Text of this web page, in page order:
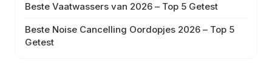
Beste Vaatwassers van 2026 – Top 5 Getest
Beste Noise Cancelling Oordopjes 2026 – Top 5
Getest